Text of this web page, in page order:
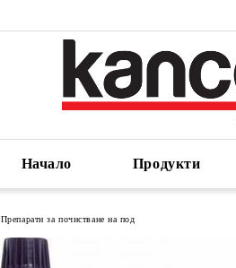
Начало Продукти
Препарати за почистване на под